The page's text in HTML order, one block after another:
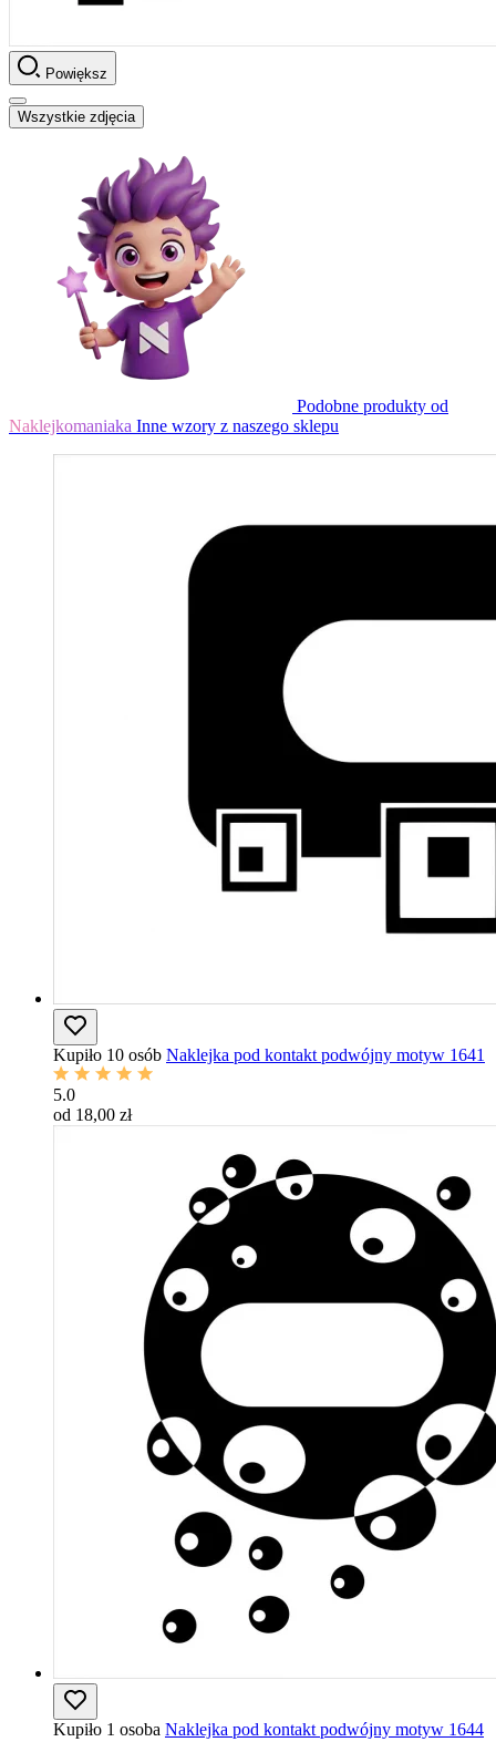
Powiększ
Wszystkie zdjęcia
Podobne produkty od
Naklejkomaniaka Inne wzory z naszego sklepu
Kupiło 10 osób Naklejka pod kontakt podwójny motyw 1641
5.0
od 18,00 zł
Kupiło 1 osoba Naklejka pod kontakt podwójny motyw 1644